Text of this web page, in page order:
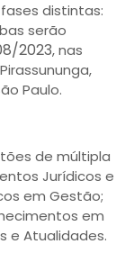
distintas:
serão
2023, nas
Paulo.
de múltipla
Jurídicos e
em Gestão;
em
e Atualidades.